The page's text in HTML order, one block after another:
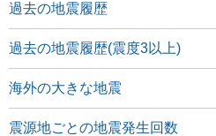
過去の地震履歴
過去の地震履歴(震度3以上)
海外の大きな地震
震源地ごとの地震発生回数